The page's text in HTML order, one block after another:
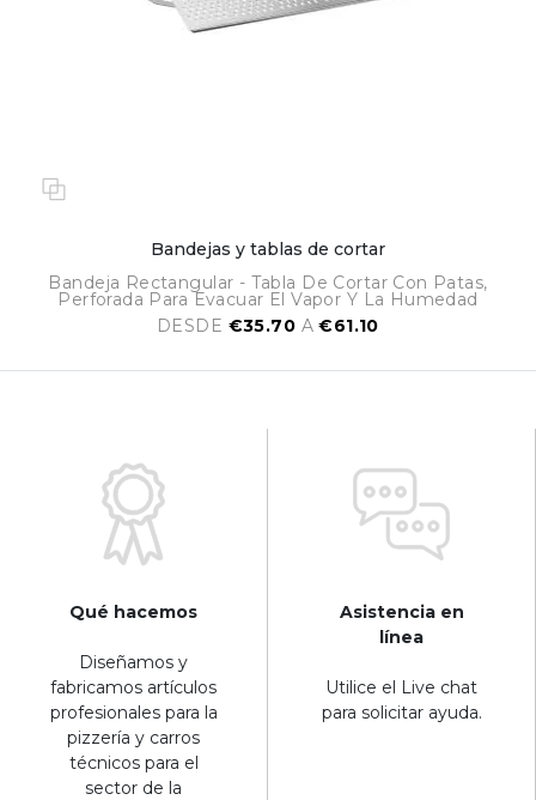
Bandejas y tablas de cortar
Bandeja Rectangular - Tabla De Cortar Con Patas,
Perforada Para Evacuar El Vapor Y La Humedad
DESDE €35.70 A€61.10
Qué hacemos
Diseñamos y
fabricamos artículos
profesionales para la
pizzería y carros
técnicos para el
sector de la
Asistencia en
línea
Utilice el Live chat
para solicitar ayuda.